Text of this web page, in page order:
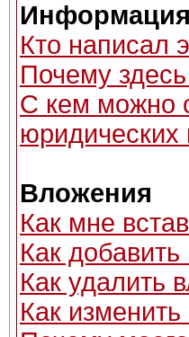
Кто написал
Почему
С кем можно
Вложения
Как мне
Как
Как удалить
Как